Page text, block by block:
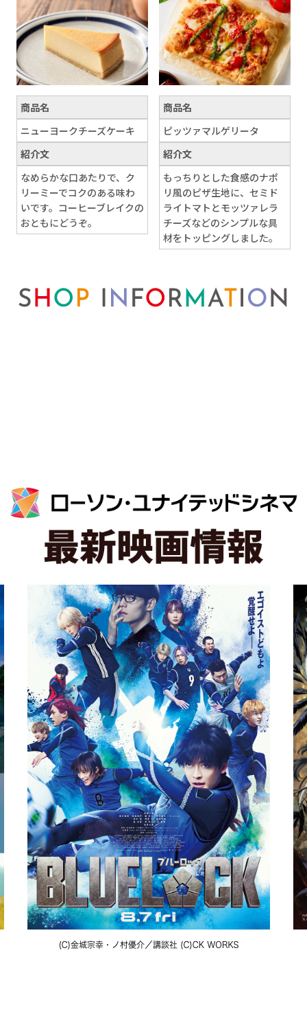
商品名
ニューヨークチーズケーキ
紹介文
なめらかな口あたりで、ク
リーミーでコクのある味わ
いです。コーヒーブレイクの
おともにどうぞ。
商品名
ピッツァマルゲリータ
紹介文
もっちりとした食感のナポ
リ風のピザ生地に、セミド
ライトマトとモッツァレラ
チーズなどのシンプルな具
材をトッピングしました。